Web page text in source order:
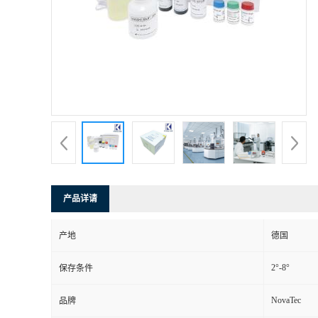
产品详请
产地 德国
保存条件 2°-8°
品牌 NovaTec